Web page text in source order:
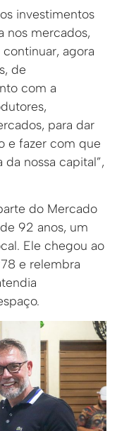
investimentos
nos mercados,
agora
de
com a
para dar
e fazer com que
nossa capital”,
do Mercado
92 anos, um
Ele chegou ao
e relembra